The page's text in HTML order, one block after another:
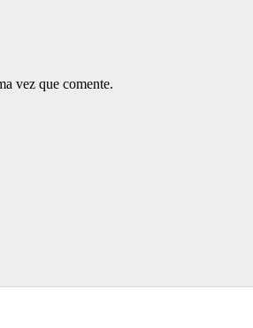
vez que comente.